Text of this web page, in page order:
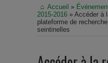
Accueil »
2015-2016 » Accéder à
plateforme de
seintinelles